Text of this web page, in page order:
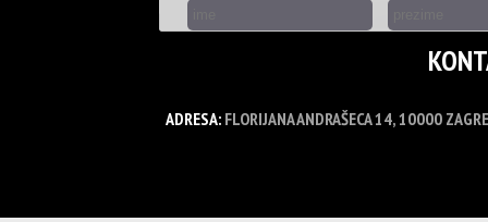
ADRESA: FLORIJANA ANDRAŠECA 14, 10000